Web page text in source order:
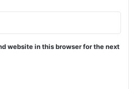
website in this browser for the next